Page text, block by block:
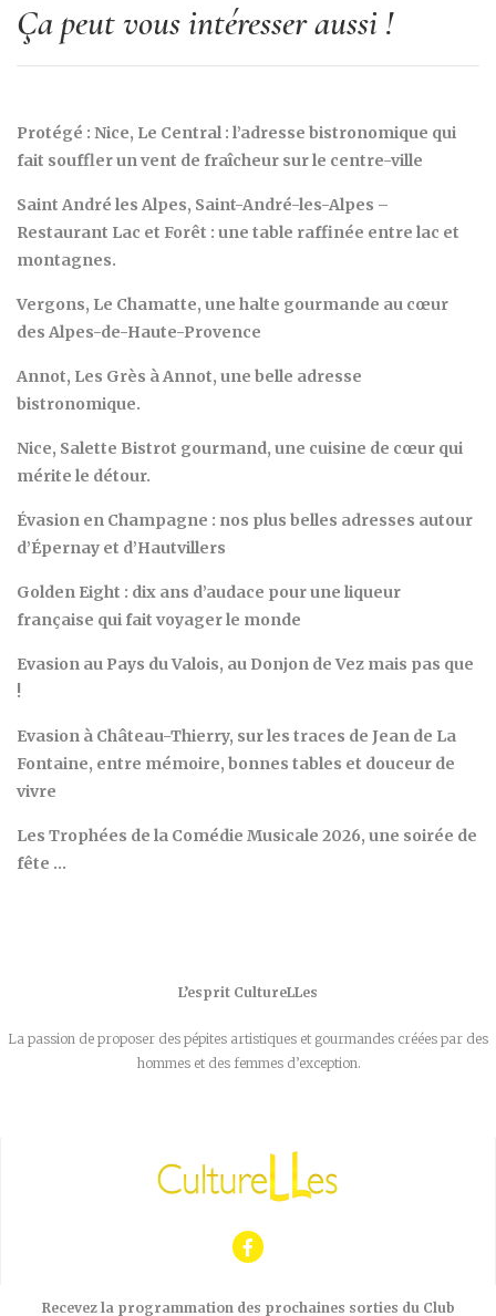
Ça peut vous intéresser aussi !
Protégé : Nice, Le Central : l’adresse bistronomique qui
fait souffler un vent de fraîcheur sur le centre-ville
Saint André les Alpes, Saint-André-les-Alpes –
Restaurant Lac et Forêt : une table raffinée entre lac et
montagnes.
Vergons, Le Chamatte, une halte gourmande au cœur
des Alpes-de-Haute-Provence
Annot, Les Grès à Annot, une belle adresse
bistronomique.
Nice, Salette Bistrot gourmand, une cuisine de cœur qui
mérite le détour.
Évasion en Champagne : nos plus belles adresses autour
d’Épernay et d’Hautvillers
Golden Eight : dix ans d’audace pour une liqueur
française qui fait voyager le monde
Evasion au Pays du Valois, au Donjon de Vez mais pas que
!
Evasion à Château-Thierry, sur les traces de Jean de La
Fontaine, entre mémoire, bonnes tables et douceur de
vivre
Les Trophées de la Comédie Musicale 2026, une soirée de
fête …
L’esprit CultureLLes
La passion de proposer des pépites artistiques et gourmandes créées par des
hommes et des femmes d’exception.
Recevez la programmation des prochaines sorties du Club